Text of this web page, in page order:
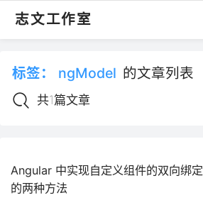
志文工作室
标签： ngModel 的文章列表
共1篇文章
Angular 中实现自定义组件的双向绑定
的两种方法